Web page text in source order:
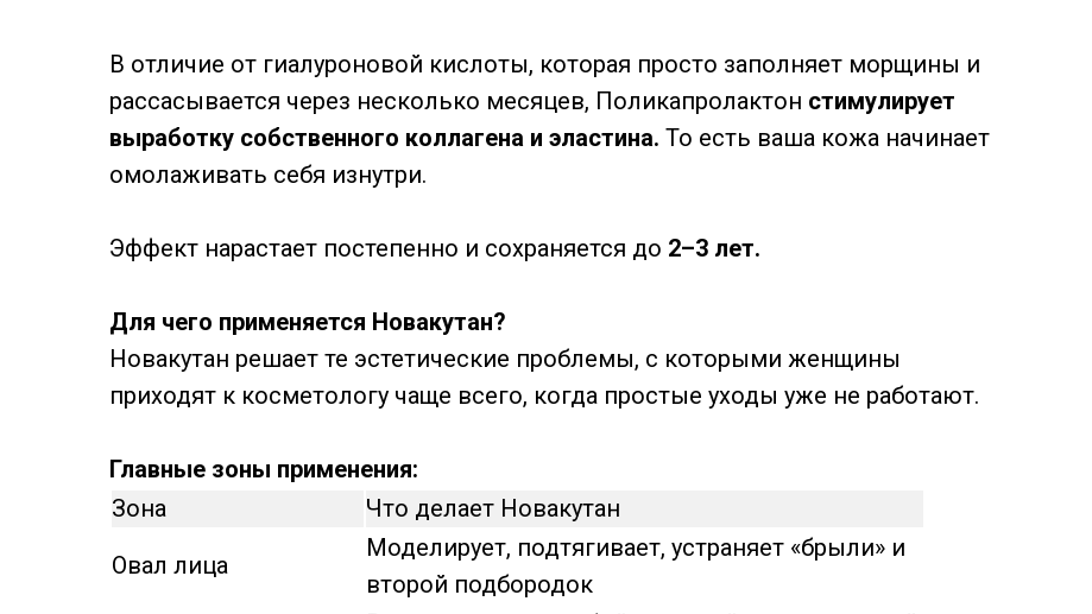
В отличие от гиалуроновой кислоты, которая просто заполняет морщины и
рассасывается через несколько месяцев, Поликапролактон стимулирует
выработку собственного коллагена и эластина. То есть ваша кожа начинает
омолаживать себя изнутри.
Эффект нарастает постепенно и сохраняется до 2–3 лет.
Для чего применяется Новакутан?
Новакутан решает те эстетические проблемы, с которыми женщины
приходят к косметологу чаще всего, когда простые уходы уже не работают.
Главные зоны применения:
Зона
Что делает Новакутан
Овал лица
Моделирует, подтягивает, устраняет «брыли» и
второй подбородок